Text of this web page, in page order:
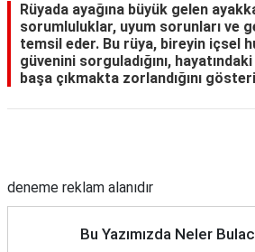
Rüyada ayağına büyük gelen
sorumluluklar, uyum sorunları ve
temsil eder. Bu rüya, bireyin içsel
güvenini sorguladığını,
başa çıkmakta zorlandığını
deneme reklam alanıdır
Bu Yazımızda Neler